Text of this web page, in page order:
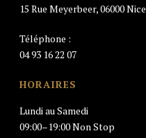
15 Rue Meyerbeer, 06000 Nice
Téléphone :
04 93 16 22 07
HORAIRES
Lundi au Samedi
09:00–19:00 Non Stop